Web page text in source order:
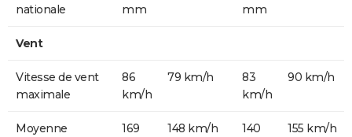
nationale
mm
mm
Vent
Vitesse de vent
maximale
86
km/h
79 km/h
83
km/h
90 km/h
Moyenne
169
148 km/h
140
155 km/h